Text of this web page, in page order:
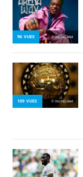
96 VUES © INSTAGRAM
109 VUES © INSTAGRAM